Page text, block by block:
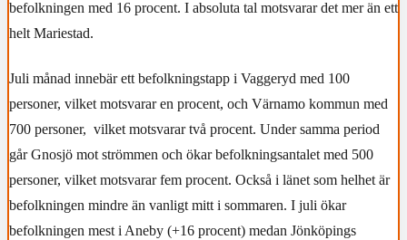
befolkningen med 16 procent. I absoluta tal motsvarar det mer än ett
helt Mariestad.
Juli månad innebär ett befolkningstapp i Vaggeryd med 100
personer, vilket motsvarar en procent, och Värnamo kommun med
700 personer, vilket motsvarar två procent. Under samma period
går Gnosjö mot strömmen och ökar befolkningsantalet med 500
personer, vilket motsvarar fem procent. Också i länet som helhet är
befolkningen mindre än vanligt mitt i sommaren. I juli ökar
befolkningen mest i Aneby (+16 procent) medan Jönköpings